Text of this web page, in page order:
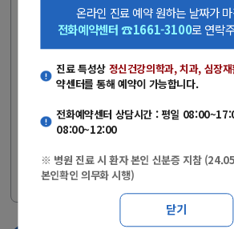
온라인 진료 예약 원하는 날짜가
전화예약센터 ☎1661-3100로 연락
진료 특성상 정신건강의학과, 치과, 심장
약센터를 통해 예약이 가능합니다.
전화예약센터 상담시간 : 평일
08:00~12:00
※ 병원 진료 시 환자 본인 신분증 지참
본인확인 의무화 시행)
닫기
온라인 진료 예약 원하는 날짜가 마감되었
(☎1661-3100)로 연락주시기 바랍니다.
(상담시간 : 평일 08:00~17:00, 토요일
병원 진료 시 환자 본인 신분증을 꼭 지참
※ 개명 또는 자녀 등의 실명인증 등록은[사
가기]에서 진행하세요.